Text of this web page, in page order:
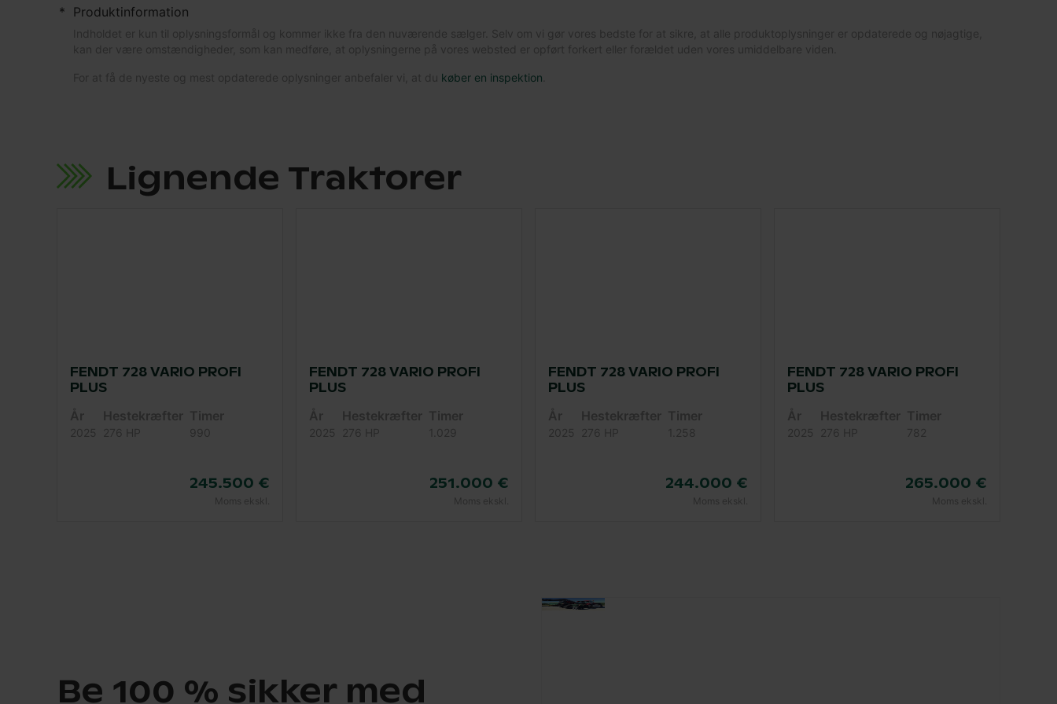
* Produktinformation
Indholdet er kun til oplysningsformål og kommer ikke fra den nuværende sælger. Selv om vi gør vores bedste for at sikre, at alle produktoplysninger er opdaterede og nøjagtige,
kan der være omstændigheder, som kan medføre, at oplysningerne på vores websted er opført forkert eller forældet uden vores umiddelbare viden.
For at få de nyeste og mest opdaterede oplysninger anbefaler vi, at du køber en inspektion
Lignende Traktorer
FENDT 728 VARIO PROFI
PLUS
År
2025
Hestekræfter
276 HP
Timer
990
245.500 €
Moms ekskl.
FENDT 728 VARIO PROFI
PLUS
År
2025
Hestekræfter
276 HP
Timer
1.029
251.000 €
Moms ekskl.
FENDT 728 VARIO PROFI
PLUS
År
2025
Hestekræfter
276 HP
Timer
1.258
244.000 €
Moms ekskl.
FENDT 728 VARIO PROFI
PLUS
År
2025
Hestekræfter
276 HP
Timer
782
265.000 €
Moms ekskl.
Be 100 % sikker med